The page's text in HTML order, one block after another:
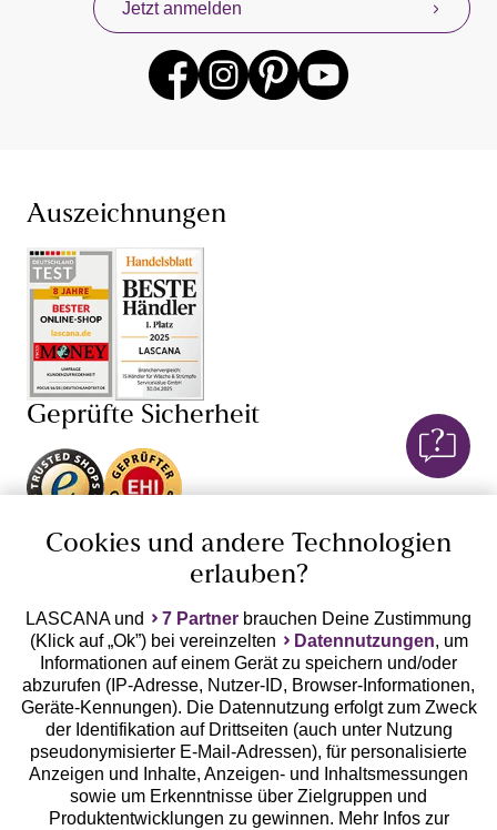
anderen beliebten Lingerie-Marken gibt es für dich
jederzeit mit neuen Angeboten. Profitiere mit unserem
Konzept „Von Frauen für Frauen“ von unseren eigenen
Erfahrungen mit Damenunterwäsche und Dessous,
großen Größen und ab Cup AA) und Schnitt keine
Grenzen gesetzt. Je nach Anlass bist du so mit einem
Push-up-BH ,Schalen-BH
Damenunterhemd perfekt gekleidet und fühlst dich in
deiner Unterwäsche einfach wohl. Auch von unseren
verführerischen Dessous und sexy Lingerie wirst du
begeistert sein: Mit BH,
Negligé von LASCANA und anderen Dessous-Marken
versprühst du stets einen weiblichen Charme. Lass dich
von Dessous mit edlen Spitzen-BHs
, Corsagen mit
Spitze oder transparenten Negligés verführen!
Jetzt anmelden
Auszeichnungen
Geprüfte Sicherheit
Unsere Apps
Gratis Versand ab50 €
Kostenlose Retoure
Cookies und andere Technologien
erlauben?
LASCANA und 7 Partner brauchen Deine Zustimmung
(Klick auf „Ok”) bei vereinzelten
Datennutzungen, um
Informationen auf einem Gerät zu speichern und/oder
abzurufen (IP-Adresse, Nutzer-ID, Browser-Informationen,
Geräte-Kennungen). Die Datennutzung erfolgt zum Zweck
der Identifikation auf Drittseiten (auch unter Nutzung
pseudonymisierter E-Mail-Adressen), für personalisierte
Anzeigen und Inhalte, Anzeigen- und Inhaltsmessungen
sowie um Erkenntnisse über Zielgruppen und
Produktentwicklungen zu gewinnen. Mehr Infos zur